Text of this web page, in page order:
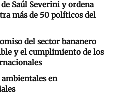
Saúl Severini y ordena
más de 50 políticos del
del sector bananero
y el cumplimiento de los
en